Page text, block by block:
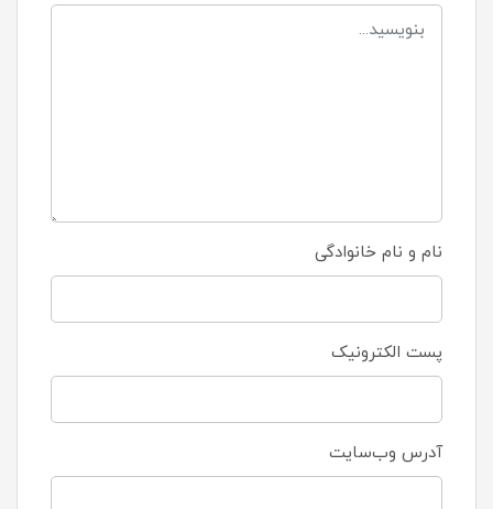
نام و نام خانوادگی
پست الکترونیک
آدرس وب‌سایت